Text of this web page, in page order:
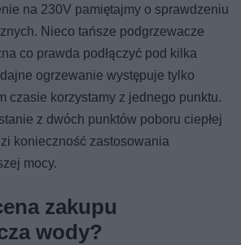
na 230V pamiętajmy o sprawdzeniu
Nieco tańsze podgrzewacze
co prawda podłączyć pod kilka
ogrzewanie występuje tylko
czasie korzystamy z jednego punktu.
z dwóch punktów poboru ciepłej
konieczność zastosowania
mocy.
zakupu
wody?